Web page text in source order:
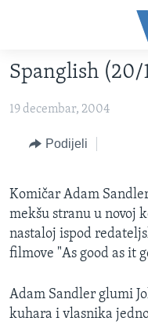
glavni
Pređi
Idi
na
pretragu
TV PROGRAM
VIDEO
FOTOGRAFIJE DANA
SJEDINJENE
BOSNA I
SVIJET
NAUKA I TEHNOLOGIJA
SPECIJALNI PROJEKTI
KORUPCIJA
ŽENSKA STRANA
Spanglish (20/
19 decembar, 2004
Podijeli
Komičar Adam
mekšu stranu u novoj
nastaloj ispod
filmove "As good as it
Adam Sandler glumi
kuhara i vlasnika